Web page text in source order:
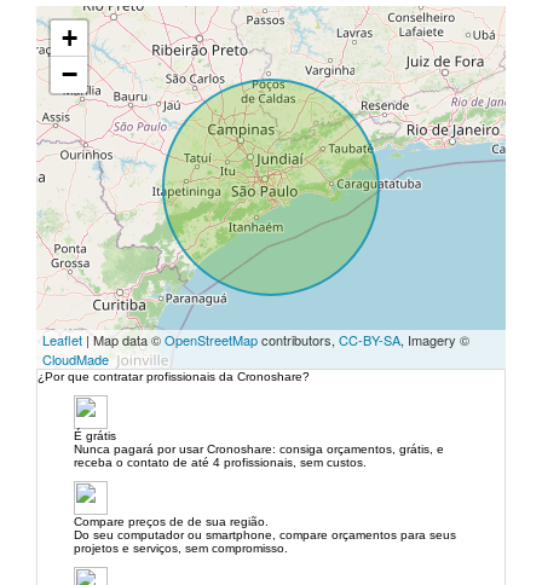
+
−
Leaflet | Map data ©OpenStreetMapcontributors, CC-BY-SA, Imagery ©
CloudMade
¿Por que contratar profissionais da Cronoshare?
É grátis
Nunca pagará por usar Cronoshare: consiga orçamentos, grátis, e
receba o contato de até 4 profissionais, sem custos.
Compare preços de de sua região.
Do seu computador ou smartphone, compare orçamentos para seus
projetos e serviços, sem compromisso.